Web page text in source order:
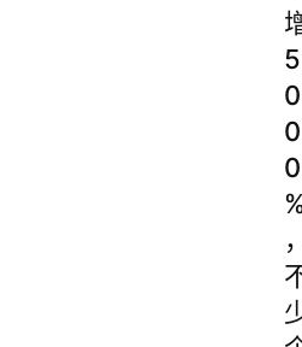
5
0
0
0